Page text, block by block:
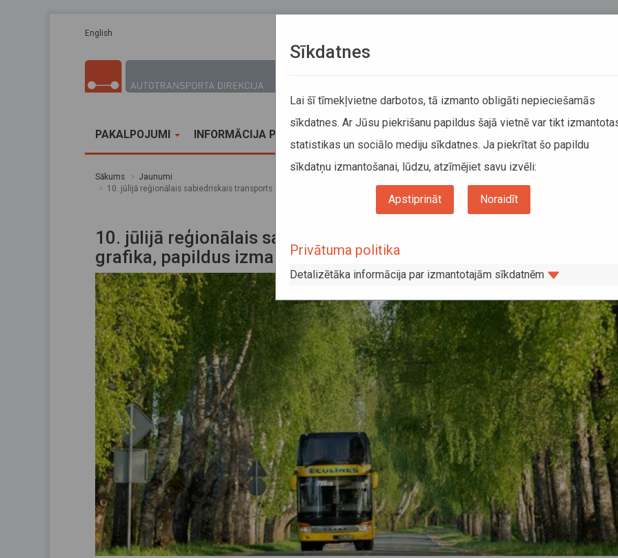
English
PAKALPOJUMI INFORMĀCIJA PĀRVADĀTĀJIEM
Sākums
Jaunumi
10. jūlijā reģionālais sabiedriskais transports kursēs pēc brīvdienu grafika, papildus izmaiņas vilcienu kustības sarakstos 7. – 10. jūlijā
10. jūlijā reģionālais sabiedriskais transports kursēs pēc
grafika, papildus izmaiņas vilcienu kustības sarakstos 7. – 10.
Sīkdatnes
Lai šī tīmekļvietne darbotos, tā izmanto obligāti nepieciešamās
sīkdatnes. Ar Jūsu piekrišanu papildus šajā vietnē var tikt
statistikas un sociālo mediju sīkdatnes. Ja piekrītat šo papildu
sīkdatņu izmantošanai, lūdzu, atzīmējiet savu izvēli:
Apstiprināt Noraidīt
Privātuma politika
Detalizētāka informācija par izmantotajām sīkdatnēm